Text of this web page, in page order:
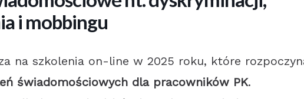
i mobbingu
na szkolenia on-line w 2025 roku, które
świadomościowych dla pracowników PK.